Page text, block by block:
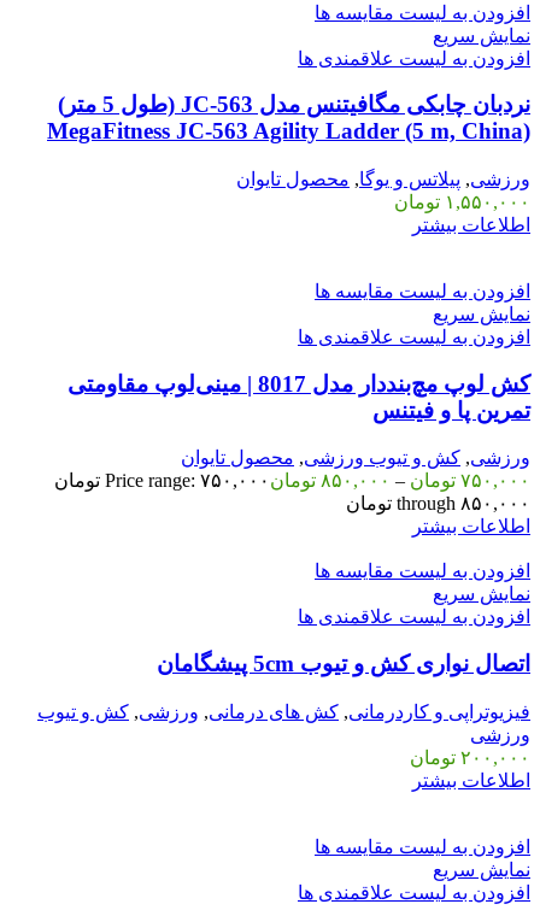
افزودن به لیست مقایسه ها
نمایش سریع
افزودن به لیست علاقمندی ها
نردبان چابکی مگافیتنس مدل JC-563 (طول 5 متر)
MegaFitness JC-563 Agility Ladder (5 m, China)
ورزشی, پیلاتس و یوگا, محصول تایوان
۱,۵۵۰,۰۰۰ تومان
اطلاعات بیشتر
افزودن به لیست مقایسه ها
نمایش سریع
افزودن به لیست علاقمندی ها
کش لوپ مچ‌بنددار مدل 8017 | مینی‌لوپ مقاومتی
تمرین پا و فیتنس
ورزشی, کش و تیوب ورزشی, محصول تایوان
۷۵۰,۰۰۰ تومان – ۸۵۰,۰۰۰ تومان
Price range: ۷۵۰,۰۰۰ تومان
through ۸۵۰,۰۰۰ تومان
اطلاعات بیشتر
افزودن به لیست مقایسه ها
نمایش سریع
افزودن به لیست علاقمندی ها
اتصال نواری کش و تیوب 5cm پیشگامان
فیزیوتراپی و کاردرمانی, کش های درمانی, ورزشی, کش و تیوب
ورزشی
۲۰۰,۰۰۰ تومان
اطلاعات بیشتر
افزودن به لیست مقایسه ها
نمایش سریع
افزودن به لیست علاقمندی ها